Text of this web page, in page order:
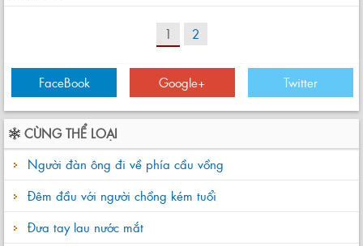
1 2
FaceBook Google+ Twitter
CÙNG THỂ LOẠI
Người đàn ông đi về phía cầu vồng
Đêm đầu với người chồng kém tuổi
Đưa tay lau nước mắt